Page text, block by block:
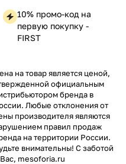
10% промо-код на
первую покупку -
FIRST
на товар является ценой,
официальным
бренда в
Любые отклонения от
производителя являются
правил продаж
на территории России.
внимательны! С заботой
mesoforia.ru